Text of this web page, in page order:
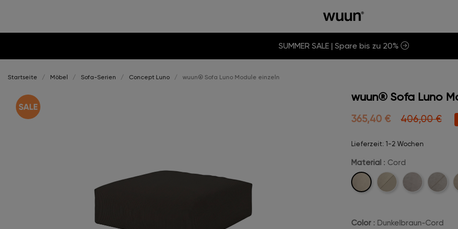
SUMMER SALE | Spare bis zu 20%
Startseite Möbel Sofa-Serien Concept Luno wuun® Sofa Luno Module einzeln
wuun® Sofa Luno
365,40 € 406,00 €
Lieferzeit: 1-2 Wochen
Material : Cord
Cord
Cord-
Velvet
Velvet-
Color : Dunkelbraun-Cord